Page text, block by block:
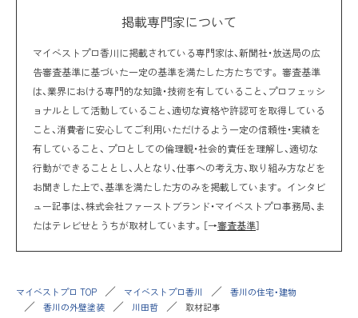
掲載専門家について
マイベストプロ香川に掲載されている専門家は、新聞社・放送局の広
告審査基準に基づいた一定の基準を満たした方たちです。 審査基準
は、業界における専門的な知識・技術を有していること、プロフェッシ
ョナルとして活動していること、適切な資格や許認可を取得している
こと、消費者に安心してご利用いただけるよう一定の信頼性・実績を
有していること、 プロとしての倫理観・社会的責任を理解し、適切な
行動ができることとし、人となり、仕事への考え方、取り組み方などを
お聞きした上で、基準を満たした方のみを掲載しています。 インタビ
ュー記事は、株式会社ファーストブランド・マイベストプロ事務局、ま
たはテレビせとうちが取材しています。［→審査基準］
マイベストプロ TOP マイベストプロ香川
香川の住宅・建物
香川の外壁塗装
川田哲 取材記事